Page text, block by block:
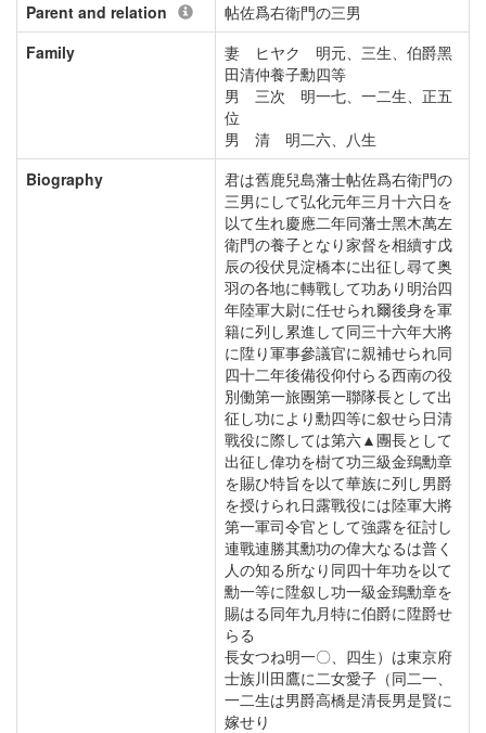
Parent and relation
帖佐爲右衛門の三男
Family
妻 ヒヤク 明元、三生、伯爵黑
田清仲養子勳四等
男 三次 明一七、一二生、正五
位
男 清 明二六、八生
Biography
君は舊鹿兒島藩士帖佐爲右衛門の
三男にして弘化元年三月十六日を
以て生れ慶應二年同藩士黑木萬左
衛門の養子となり家督を相續す戊
辰の役伏見淀橋本に出征し尋て奥
羽の各地に轉戰して功あり明治四
年陸軍大尉に任せられ爾後身を軍
籍に列し累進して同三十六年大將
に陞り軍事參議官に親補せられ同
四十二年後備役仰付らる西南の役
別働第一旅團第一聯隊長として出
征し功により勳四等に叙せら日清
戰役に際しては第六▲團長として
出征し偉功を樹て功三級金鵄勳章
を賜ひ特旨を以て華族に列し男爵
を授けられ日露戰役には陸軍大將
第一軍司令官として強露を征討し
連戰連勝其勳功の偉大なるは普く
人の知る所なり同四十年功を以て
勳一等に陞叙し功一級金鵄勳章を
賜はる同年九月特に伯爵に陞爵せ
らる
長女つね明一〇、四生）は東京府
士族川田鷹に二女愛子（同二一、
一二生は男爵高橋是清長男是賢に
嫁せり